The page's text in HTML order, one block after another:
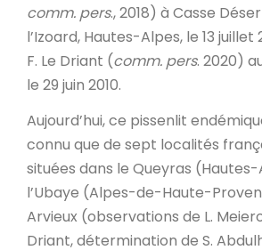
comm. pers., 2018) à Casse
l’Izoard, Hautes-Alpes, le 13 juillet
F. Le Driant (comm. pers. 2020)
le 29 juin 2010.
Aujourd’hui, ce pissenlit
connu que de sept localités
situées dans le Queyras
l’Ubaye (Alpes-de-Haute-
Arvieux (observations de L.
Driant, détermination de S.